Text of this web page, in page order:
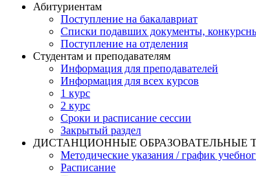
Абитуриентам
Поступление на бакалавриат
Списки подавших документы,
Поступление на отделения
Студентам и преподавателям
Информация для преподавателей
Информация для всех курсов
1 курс
2 курс
Сроки и расписание сессии
Закрытый раздел
ДИСТАНЦИОННЫЕ ОБРАЗОВАТЕЛЬНЫЕ
Методические указания / график
Расписание